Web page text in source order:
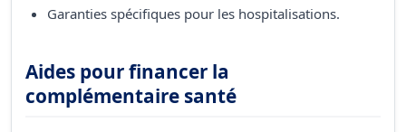
Garanties spécifiques pour les hospitalisations.
Aides pour financer la
complémentaire santé